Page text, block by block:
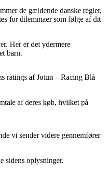
de gældende danske regler,
for dilemmaer som følge af dit
Her er det ydermere
barn.
ratings af Jotun – Racing Blå
af deres køb, hvilket på
vi sender videre gennemfører
sidens oplysninger.